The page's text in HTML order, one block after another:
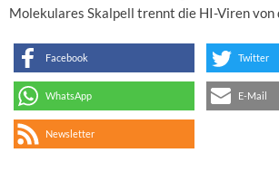
Molekulares Skalpell trennt die HI-Viren von
Facebook Twitter
WhatsApp E-Mail
Newsletter